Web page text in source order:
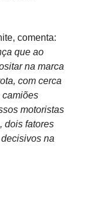
comenta:
que ao
na marca
com cerca
camiões
motoristas
dois fatores
na